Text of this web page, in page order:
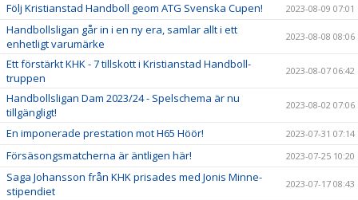
Följ Kristianstad Handboll geom ATG Svenska Cupen! 2023-08-09 07:01
Handbollsligan går in i en ny era, samlar allt i ett
enhetligt varumärke
2023-08-08 08:06
Ett förstärkt KHK - 7 tillskott i Kristianstad Handboll-
truppen
2023-08-07 06:42
Handbollsligan Dam 2023/24 - Spelschema är nu
tillgängligt!
2023-08-02 07:06
En imponerade prestation mot H65 Höör! 2023-07-31 07:14
Försäsongsmatcherna är äntligen här! 2023-07-25 10:20
Saga Johansson från KHK prisades med Jonis Minne-
stipendiet
2023-07-17 08:43